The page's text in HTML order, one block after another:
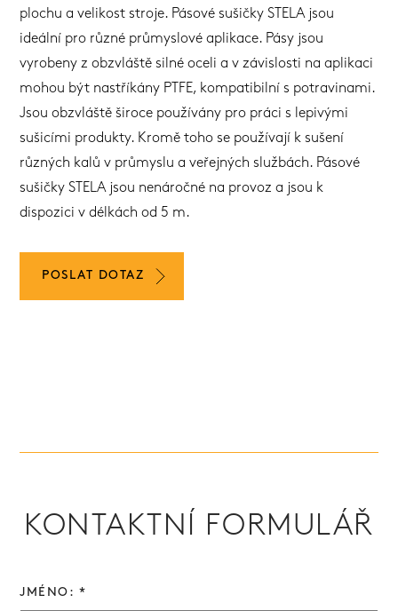
plochu a velikost stroje. Pásové sušičky STELA jsou
ideální pro různé průmyslové aplikace. Pásy jsou
vyrobeny z obzvláště silné oceli a v závislosti na aplikaci
mohou být nastříkány PTFE, kompatibilní s potravinami.
Jsou obzvláště široce používány pro práci s lepivými
sušicími produkty. Kromě toho se používají k sušení
různých kalů v průmyslu a veřejných službách. Pásové
sušičky STELA jsou nenáročné na provoz a jsou k
dispozici v délkách od 5 m.
POSLAT DOTAZ
KONTAKTNÍ FORMULÁŘ
JMÉNO: *